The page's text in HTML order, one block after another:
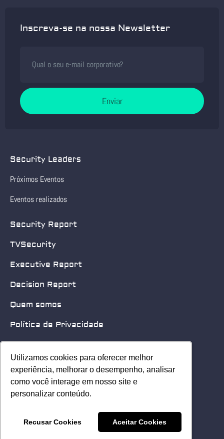
Utilizamos cookies para oferecer melhor
experiência, melhorar o desempenho, analisar
como você interage em nosso site e
personalizar conteúdo.
Recusar Cookies Aceitar Cookies
Utilizamos cookies para oferecer melhor
experiência, melhorar o desempenho, analisar
como você interage em nosso site e
personalizar conteúdo.
Recusar Cookies Aceitar Cookies
Inscreva-se na nossa Newsletter
Enviar
Security Leaders
Próximos Eventos
Eventos realizados
Security Report
TVSecurity
Executive Report
Decision Report
Quem somos
Política de Privacidade
Quero patrocinar
Contato
Home
© 2025 Security Leader. Todos os Direitos Reservados.